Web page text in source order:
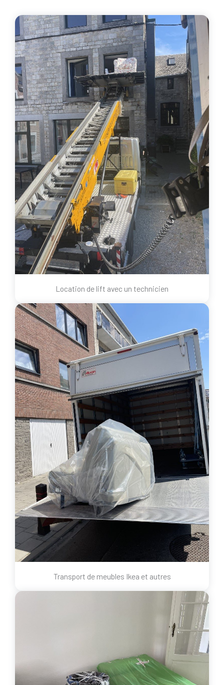
Location de lift avec un technicien
Transport de meubles Ikea et autres